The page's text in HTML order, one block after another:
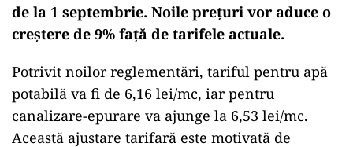
de la 1 septembrie. Noile prețuri vor aduce o
creștere de 9% față de tarifele actuale.
Potrivit noilor reglementări, tariful pentru apă
potabilă va fi de 6,16 lei/mc, iar pentru
canalizare-epurare va ajunge la 6,53 lei/mc.
Această ajustare tarifară este motivată de